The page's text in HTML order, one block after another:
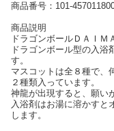
商品番号：101-
商品説明
ドラゴンボールＤＡＩＭ
ドラゴンボール型の入浴
す。
マスコットは全８種で、
２種類入っています。
神龍が出現すると、願い
入浴剤はお湯に溶かすと
します。